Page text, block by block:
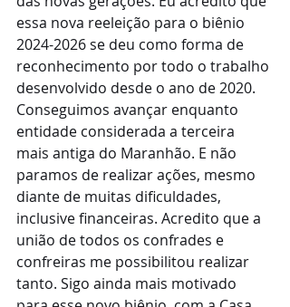
essa nova reeleição para o biênio
2024-2026 se deu como forma de
reconhecimento por todo o trabalho
desenvolvido desde o ano de 2020.
Conseguimos avançar enquanto
entidade considerada a terceira
mais antiga do Maranhão. E não
paramos de realizar ações, mesmo
diante de muitas dificuldades,
inclusive financeiras. Acredito que a
união de todos os confrades e
confreiras me possibilitou realizar
tanto. Sigo ainda mais motivado